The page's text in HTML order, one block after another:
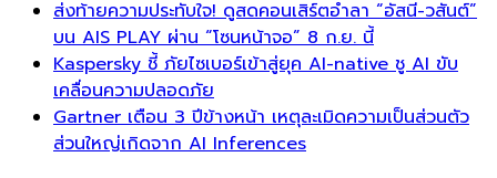
ส่งท้ายความประทับใจ! ดูสดคอนเสิร์ตอำลา “อัสนี-วสันต์”
บน AIS PLAY ผ่าน “โซนหน้าจอ” 8 ก.ย. นี้
Kaspersky ชี้ ภัยไซเบอร์เข้าสู่ยุค AI-native ชู AI ขับ
เคลื่อนความปลอดภัย
Gartner เตือน 3 ปีข้างหน้า เหตุละเมิดความเป็นส่วนตัว
ส่วนใหญ่เกิดจาก AI Inferences